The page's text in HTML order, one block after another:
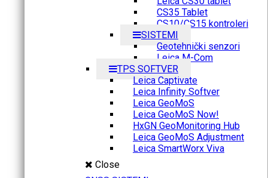
CS35 Tablet
CS10/CS15 kontroleri
SISTEMI
Geotehnički senzori
Leica M-Com
TPS SOFTVER
Leica Captivate
Leica Infinity Softver
Leica GeoMoS
Leica GeoMoS Now!
HxGN GeoMonitoring Hub
Leica GeoMoS Adjustment
Leica SmartWorx Viva
Close